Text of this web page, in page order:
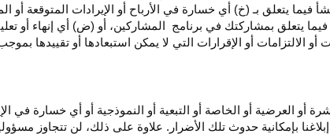
فيما يتعلق بـ (خ) أي خسارة في
الأرباح أو الإيرادات المتوقعة أو
يتعلق بمشاركتك في برنامج المشاركين، أو (ض) أي إنهاء أو
أو الالتزامات أو الإقرارات التي لا يمكن استبعادها أو تقييدها
أو العرضية أو الخاصة أو التبعية أو النموذجية أو أي خسارة في
بإمكانية حدوث تلك الأضرار. علاوة على ذلك، لن تتجاوز